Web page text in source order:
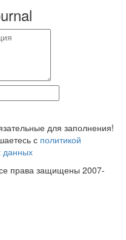
для заполнения!
с политикой
данных
права защищены 2007-